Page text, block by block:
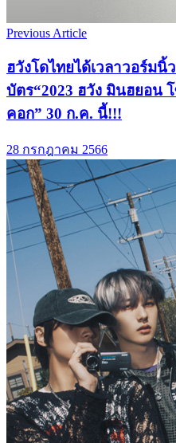
Previous Article
ฮวังโดไทยได้เวลาวอร์ม
บัตร“2023 ฮวัง มินฮยอน
คอก” 30 ก.ค. นี้!!!
28 กรกฎาคม 2566